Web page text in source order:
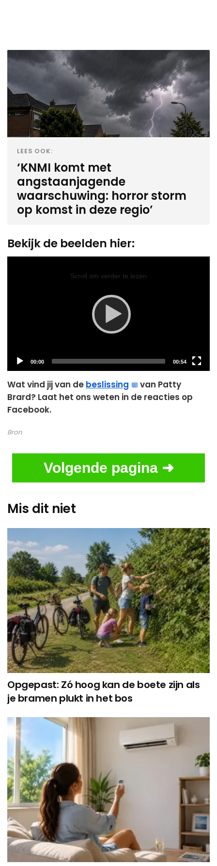
LEES OOK:
‘KNMI komt met
angstaanjagende
waarschuwing: horror storm
op komst in deze regio’
Bekijk de beelden hier:
Scroll om verder te lezen
Current
00:00
Total
duration
00:54
Wat vind jij van de beslissing
van Patty
Brard? Laat het ons weten in de reacties op
Facebook.
Bron
Volgende pagina ➜
Mis dit niet
Opgepast: Zó hoog kan de boete zijn als
je bramen plukt in het bos